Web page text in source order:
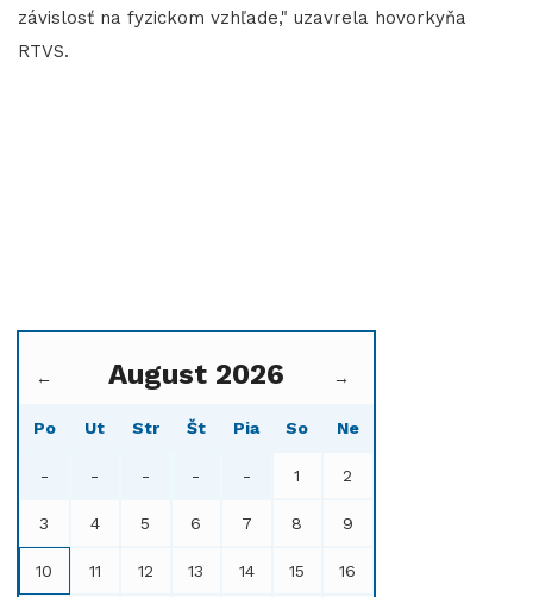
závislosť na fyzickom vzhľade," uzavrela hovorkyňa
RTVS.
← August 2026 →
Po Ut Str Št Pia So Ne
- - - - - 1 2
3 4 5 6 7 8 9
10 11 12 13 14 15 16